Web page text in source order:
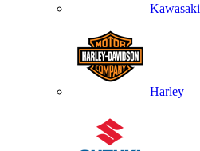
Kawasaki
Harley